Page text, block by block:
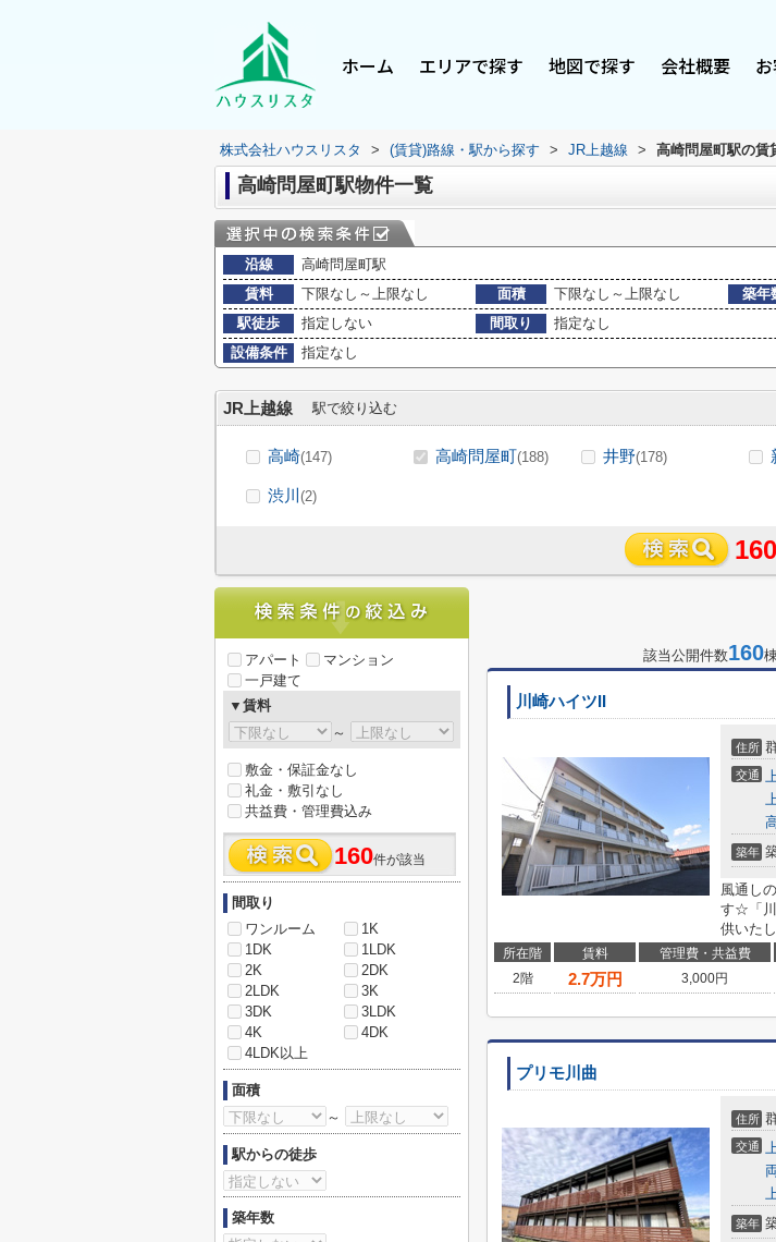
ホーム エリアで探す 地図で探す 会社概要
株式会社ハウスリスタ > (賃貸)路線・駅から探す > JR上越線 > 高崎問屋町駅の賃
高崎問屋町駅物件一覧
沿線
高崎問屋町駅
賃料
下限なし～上限なし 面積 下限なし～上限なし 築年
駅徒歩
指定しない 間取り
指定なし
設備条件
指定なし
JR上越線 駅で絞り込む
高崎(147) 高崎問屋町(188) 井野(178)
渋川 (2)
160
該当公開件数160
川崎ハイツII
住所
交通
築年
風通し
す☆「川
供いた
所在階 賃料 管理費・共益費
2階
2.7万円 3,000円
プリモ川曲
住所
交通
築年
アパート
マンション
一戸建て
▼賃料
～
敷金・保証金なし
礼金・敷引なし
共益費・管理費込み
160件が該当
間取り
ワンルーム
1K
1DK
1LDK
2K
2DK
2LDK
3K
3DK
3LDK
4K
4DK
4LDK以上
面積
～
駅からの徒歩
築年数